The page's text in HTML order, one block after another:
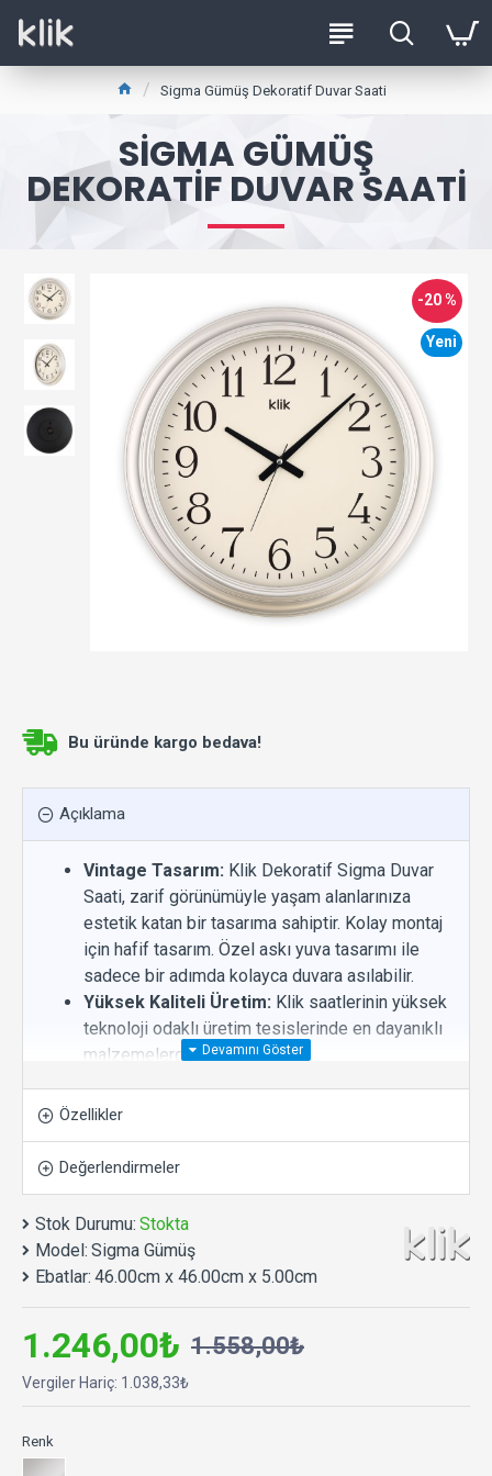
Sigma Gümüş Dekoratif Duvar Saati
SIGMA GÜMÜŞ
DEKORATIF DUVAR SAATI
Yeni
-20 %
Bu üründe kargo bedava!
Açıklama
Vintage Tasarım: Klik Dekoratif Sigma Duvar
Saati, zarif görünümüyle yaşam alanlarınıza
estetik katan bir tasarıma sahiptir. Kolay montaj
için hafif tasarım. Özel askı yuva tasarımı ile
sadece bir adımda kolayca duvara asılabilir.
Yüksek Kaliteli Üretim: Klik saatlerinin yüksek
teknoloji odaklı üretim tesislerinde en dayanıklı
malzemelerden üretilmiştir.
sade tasarım.
çalışan makine.
sarfiyatla uzun süre sorunsuz ve hassas
çalışma performansı. 1 adet AA kalem pil ile
çalışır.
Çevre Dostu Üretim Anlayışı:
paketlemede geri dönüştürülebilir, çevre dostu
malzeme kullanımı ile sürdürülebilir üretim.
Özellikler
Değerlendirmeler
Stok Durumu: Stokta
Model: Sigma Gümüş
Ebatlar: 46.00cm x 46.00cm x 5.00cm
1.246,00₺ 1.558,00₺
Vergiler Hariç: 1.038,33₺
Renk